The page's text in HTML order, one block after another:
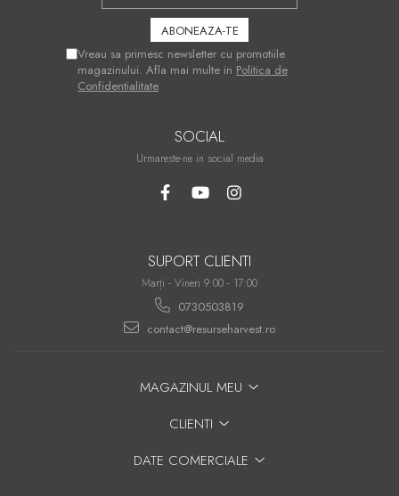
Vreau sa primesc newsletter cu promotiile
magazinului. Afla mai multe in Politica de
Confidentialitate
SOCIAL
Urmareste-ne in social media
SUPORT CLIENTI
Marți - Vineri 9:00 - 17:00
0730503819
contact@resurseharvest.ro
MAGAZINUL MEU
CLIENTI
DATE COMERCIALE